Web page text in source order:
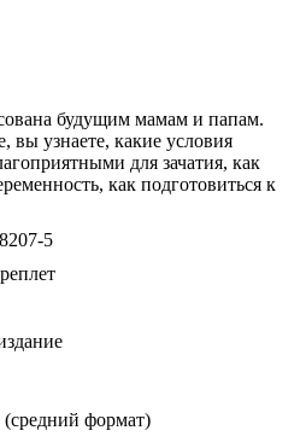
будущим мамам и папам.
вы узнаете, какие условия
для зачатия, как
как подготовиться к
5
формат)